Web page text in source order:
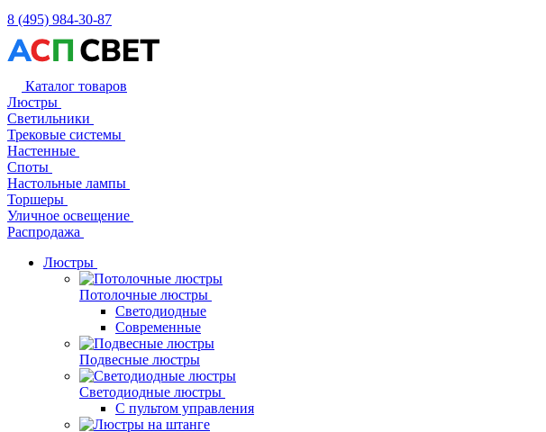
8 (495) 984-30-87
Каталог товаров
Люстры
Светильники
Трековые системы
Настенные
Споты
Настольные лампы
Торшеры
Уличное освещение
Распродажа
Люстры
Потолочные люстры
Светодиодные
Современные
Подвесные люстры
Светодиодные люстры
С пультом управления